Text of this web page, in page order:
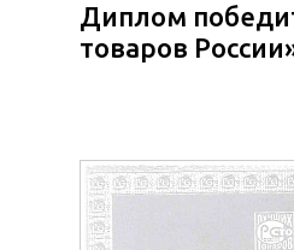
Диплом
товаров